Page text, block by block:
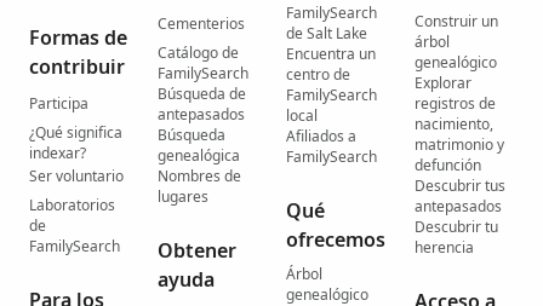
Formas de
contribuir
Participa
¿Qué significa
indexar?
Ser voluntario
Laboratorios
de
FamilySearch
Para los
Cementerios
Catálogo de
FamilySearch
Búsqueda de
antepasados
Búsqueda
genealógica
Nombres de
lugares
Obtener
ayuda
FamilySearch
de Salt Lake
Encuentra un
centro de
FamilySearch
local
Afiliados a
FamilySearch
Qué
ofrecemos
Árbol
genealógico
Construir un
árbol
genealógico
Explorar
registros de
nacimiento,
matrimonio y
defunción
Descubrir tus
antepasados
Descubrir tu
herencia